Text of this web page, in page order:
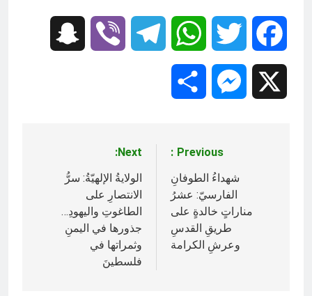
Facebook
Twitter
WhatsApp
Telegram
Viber
Messenger
المقالات
Previous:
شهداءُ الطوفانِ
الفارسيّ: عشرُ
مناراتٍ خالدةٍ على
طريقِ القدسِ
وعرشِ الكرامة
Next:
الولايةُ الإلهيّةُ: سرُّ
الانتصارِ على
الطاغوتِ واليهودِ…
جذورها في اليمنِ
وثمراتها في
فلسطينَ